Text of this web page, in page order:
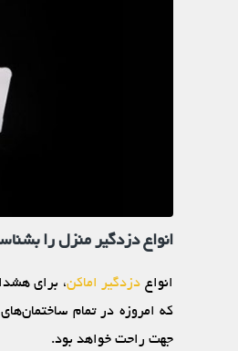
انواع دزدگیر منزل را
انواع دزدگیر اماکن، برای
که امروزه در تمام
جهت راحت خواهد بود.